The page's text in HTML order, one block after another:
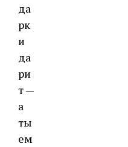
да
рк
и
да
ри
т —
а
ты
ем